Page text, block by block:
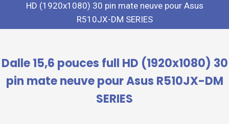
HD (1920x1080) 30 pin mate neuve pour Asus
R510JX-DM SERIES
Dalle 15,6 pouces full HD (1920x1080) 30
pin mate neuve pour Asus R510JX-DM
SERIES